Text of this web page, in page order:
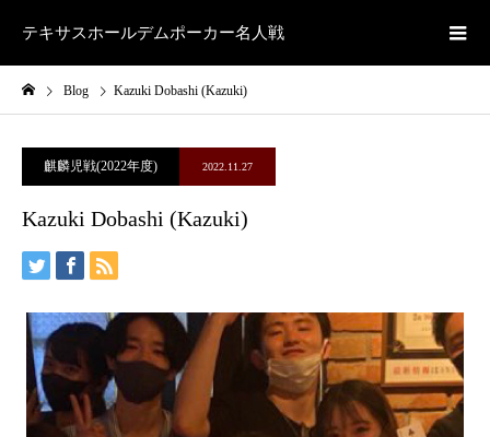
テキサスホールデムポーカー名人戦
Blog Kazuki Dobashi (Kazuki)
麒麟児戦(2022年度) 2022.11.27
Kazuki Dobashi (Kazuki)